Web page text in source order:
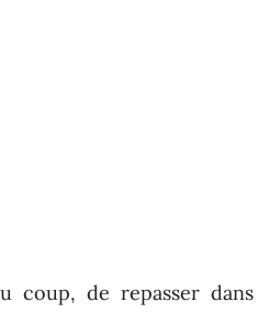
coup, de repasser dans